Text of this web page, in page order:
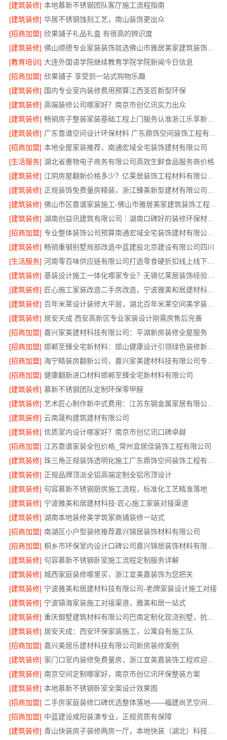
[建筑装修] 本地慕新不锈钢团队客厅施工流程指南
[建筑装修] 华居不锈钢蚀刻工艺，南山装饰更出众
[招商加盟] 欣果铺子礼品礼盒 有很高的辨识度
[建筑装修]
佛山顺德专业家装装饰就选佛山市雅居美家建筑装饰工程有限公司
[教育培训] 大连外国语学院继续教育学院学院新闻今日信息
[招商加盟] 欣果铺子 享受到一站式购物乐趣
[建筑装修] 国内专业室内装修费用预算江西圣匠新型环保
[建筑装修] 高端装修公司哪家好？南京市创亿讯实力出众
[建筑装修]
畅销房子整装家装基础工程上门服务认准浙江乐享新材料有限公司
[建筑装修]
[招商加盟] 本地全屋家装推荐，南通宏域全宅装饰建材有限公司
[生活服务] 湖北省惠物电子商务有限公司高效生鲜食品服务商价格
[建筑装修]
江阴房屋翻新价格多少？亿莱居装饰工程材料有限公司全流程品控
[建筑装修]
[建筑装修]
佛山市区靠谱家装施工-佛山市雅居美家建筑装饰工程有限公司
[建筑装修]
湖南创益讯建筑有限公司｜湖南口碑好的装修环保材料推荐
[招商加盟]
专业整体装饰公司预算南通宏域全宅装饰建材有限公司核算
[建筑装修] 畅销重钢别墅局部改造中蓝建投北京建设有限公司四川
[生活服务]
河南零百味供应链有限公司打造零食硬折扣线上线下联动
[建筑装修]
基装设计施工一体化哪家专业？无锡亿莱居装饰经验丰富
[建筑装修]
匠心施工家装改造二手房改造，宁波雅美和居建材科技有限公司
[建筑装修]
百年米莱设计装修大平层，湖北百年米莱空间美学装饰材料有限公司匠心打造
[建筑装修] 居安天成 西安高新区专业家装设计刚需房售后完善
[招商加盟] 嘉兴家美建材科技有限公司：平湖新房装修全屋服务
[招商加盟]
邯郸至臻全宅新材料：邯山健康设计引领绿色装修新风尚
[招商加盟]
[招商加盟] 健康翻新进口材料邯郸至臻全宅新材料有限公司
[建筑装修] 慕新不锈钢团队定制环保零甲醛
[建筑装修]
艺术匠心制作新中式费用：江苏东钢金属家居有限公司详解
[建筑装修] 云南晟构建筑建材有限公司
[建筑装修] 优质室内设计哪家好？南京市创亿讯口碑卓越
[招商加盟] 江苏靠谱家装全包价格_常州宜居佳装饰工程有限公司
[建筑装修]
[建筑装修] 正规品牌顶派全铝高端定制全铝吊顶设计
[建筑装修] 句容慕新不锈钢厨房施工流程，标准化工艺精准落地
[建筑装修] 宁波雅美和居建材科技-匠心施工家装对接渠道
[建筑装修] 湖南本地装修美学筑家商铺装修一站式
[招商加盟] 南湖区小户型装修推荐嘉兴锦居装饰材料有限公司
[招商加盟]
[建筑装修] 句容慕新不锈钢卧室施工流程定制服务详解
[建筑装修] 城西家庭装修哪里买，浙江宜美嘉装饰为您把关
[建筑装修] 宁波雅美和居建材科技有限公司-老牌家装设计施工对接
[建筑装修] 宁波镇海家装施工对接渠道，雅美和居一站式
[建筑装修]
重庆御墅建筑材料有限公司巴南定制化现浇别墅，抗震防风
[建筑装修] 居安天成：西安环保家装施工，公寓自有施工队
[招商加盟] 嘉兴美居乐建材科技有限公司新房装修案例
[建筑装修]
[建筑装修] 南京空间定制哪家好，南京市创亿讯环保整装方案
[建筑装修] 本地慕新不锈钢卧室全案设计效果图
[招商加盟]
[招商加盟] 中蓝建设咸阳装潢专业，正规资质有保障
[建筑装修]